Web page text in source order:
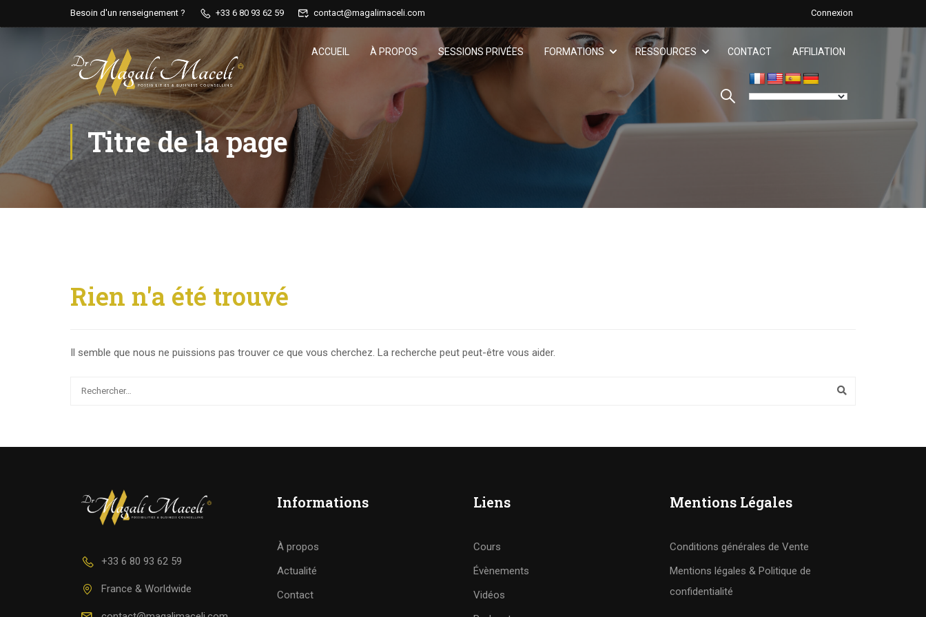
Besoin d'un renseignement ? +33 6 80 93 62 59 contact@magalimaceli.com Connexion
ACCUEIL À PROPOS SESSIONS PRIVÉES FORMATIONS RESSOURCES CONTACT AFFILIATION
Titre de la page
Rien n'a été trouvé
Il semble que nous ne puissions pas trouver ce que vous cherchez. La recherche peut peut-être vous aider.
+33 6 80 93 62 59
France & Worldwide
Informations
À propos
Actualité
Contact
Liens
Cours
Évènements
Vidéos
Mentions Légales
Conditions générales de Vente
Mentions légales & Politique de
confidentialité